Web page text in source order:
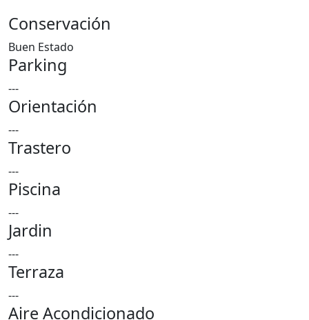
Conservación
Buen Estado
Parking
---
Orientación
---
Trastero
---
Piscina
---
Jardin
---
Terraza
---
Aire Acondicionado